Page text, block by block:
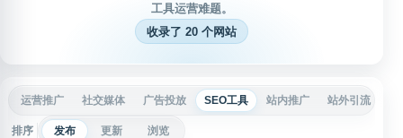
工具运营难题。
收录了 20 个网站
运营推广 社交媒体 广告投放 SEO工具 站内推广 站外引流
排序 发布 更新 浏览